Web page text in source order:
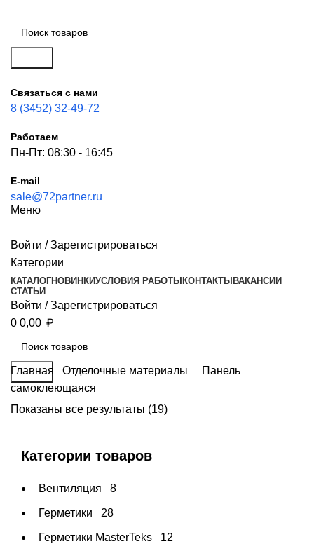
Связаться с нами
8 (3452) 32-49-72
Работаем
Пн-Пт: 08:30 - 16:45
E-mail
sale@72partner.ru
Меню
Войти / Зарегистрироваться
Категории
КАТАЛОГНОВИНКИУСЛОВИЯ РАБОТЫ КОНТАКТЫ ВАКАНСИИ
СТАТЬИ
Войти / Зарегистрироваться
0 0,00 ₽
Поиск
Главная Отделочные материалы
Панель
самоклеющаяся
Показаны все результаты (19)
Категории товаров
Вентиляция 8
Герметики 28
Герметики MasterTeks 12